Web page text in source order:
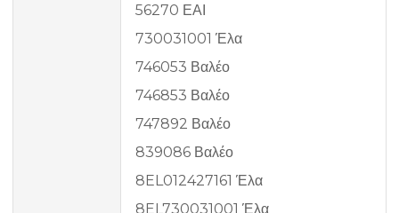
56270 ΕΑΙ
730031001 Έλα
746053 Βαλέο
746853 Βαλέο
747892 Βαλέο
839086 Βαλέο
8EL012427161 Έλα
8EL730031001 Έλα